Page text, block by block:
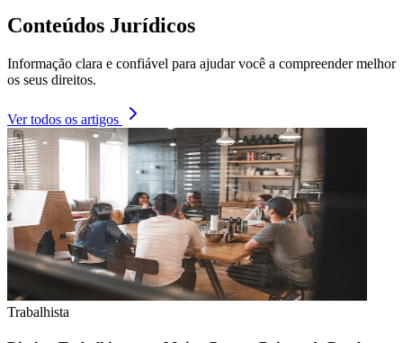
Conteúdos Jurídicos
Informação clara e confiável para ajudar você a compreender melhor
os seus direitos.
Ver todos os artigos
Trabalhista